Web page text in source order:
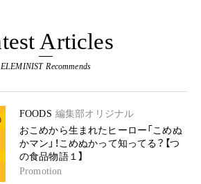
Articles
ELEMINIST Recommends
FOODS 編集部オリジナル
おこめから生まれたヒーロー「こめぬ
かマン」！こめぬかって知ってる？【つ
の食品物語１】
Promotion